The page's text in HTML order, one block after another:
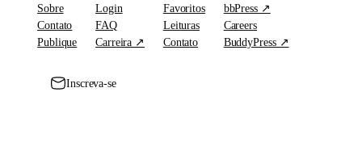
Sobre
Contato
Publique
Login
FAQ
Carreira ↗
Favoritos
Leituras
Contato
bbPress ↗
Careers
BuddyPress ↗
Inscreva-se